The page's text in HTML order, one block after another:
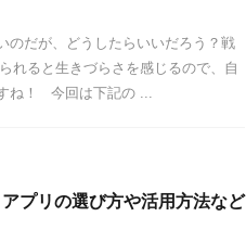
のだが、どうしたらいいだろう？戦
れると生きづらさを感じるので、自
ね！ 今回は下記の ...
プリの選び方や活用方法など